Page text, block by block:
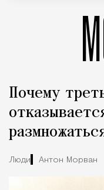
Почему
Люди Антон Морван